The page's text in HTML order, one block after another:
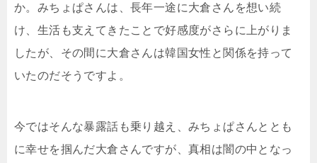
か。みちょぱさんは、長年一途に大倉さんを想い続
け、生活も支えてきたことで好感度がさらに上がりま
したが、その間に大倉さんは韓国女性と関係を持って
いたのだそうですよ。
今ではそんな暴露話も乗り越え、みちょぱさんととも
に幸せを掴んだ大倉さんですが、真相は闇の中となっ